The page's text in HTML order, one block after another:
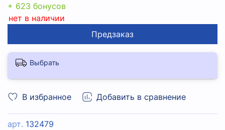
В избранное Добавить в сравнение
арт. 132479
+ 623 бонусов
нет в наличии
Предзаказ
Выбрать